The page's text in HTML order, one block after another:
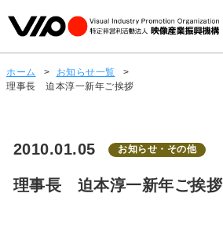
ホーム > お知らせ一覧
>
理事長 迫本淳一新年ご挨拶
2010.01.05 お知らせ・その他
理事長 迫本淳一新年ご挨拶